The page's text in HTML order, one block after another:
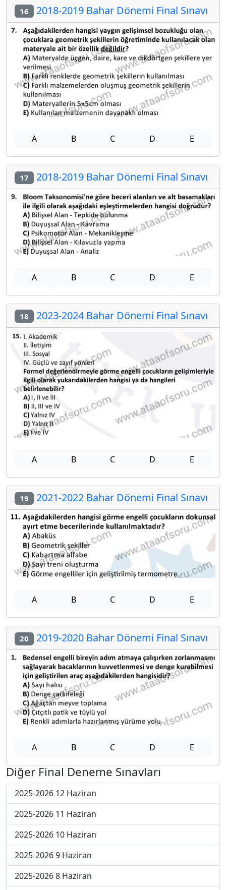
16 2018-2019 Bahar Dönemi Final Sınavı
A B C D E
17 2018-2019 Bahar Dönemi Final Sınavı
A B C D E
18 2023-2024 Bahar Dönemi Final Sınavı
A B C D E
19 2021-2022 Bahar Dönemi Final Sınavı
A B C D E
20 2019-2020 Bahar Dönemi Final Sınavı
A B C D E
Diğer Final Deneme Sınavları
2025-2026 12 Haziran
2025-2026 11 Haziran
2025-2026 10 Haziran
2025-2026 9 Haziran
2025-2026 8 Haziran